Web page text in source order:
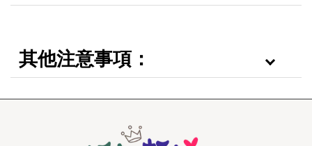
其他注意事項：